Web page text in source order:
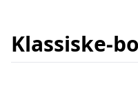
Klassiske-